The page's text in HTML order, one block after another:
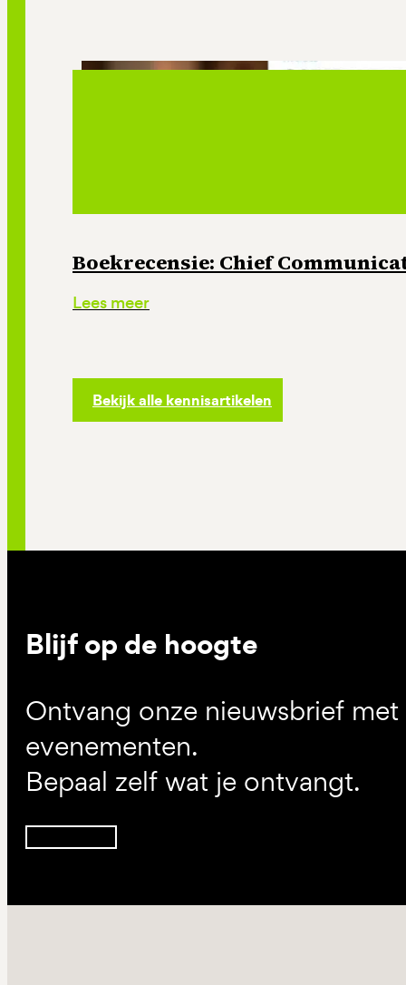
Boekrecensie: Chief
Lees meer
Bekijk alle kennisartikelen
Blijf op de hoogte
Ontvang onze nieuwsbrief
evenementen.
Bepaal zelf wat je ontvangt.